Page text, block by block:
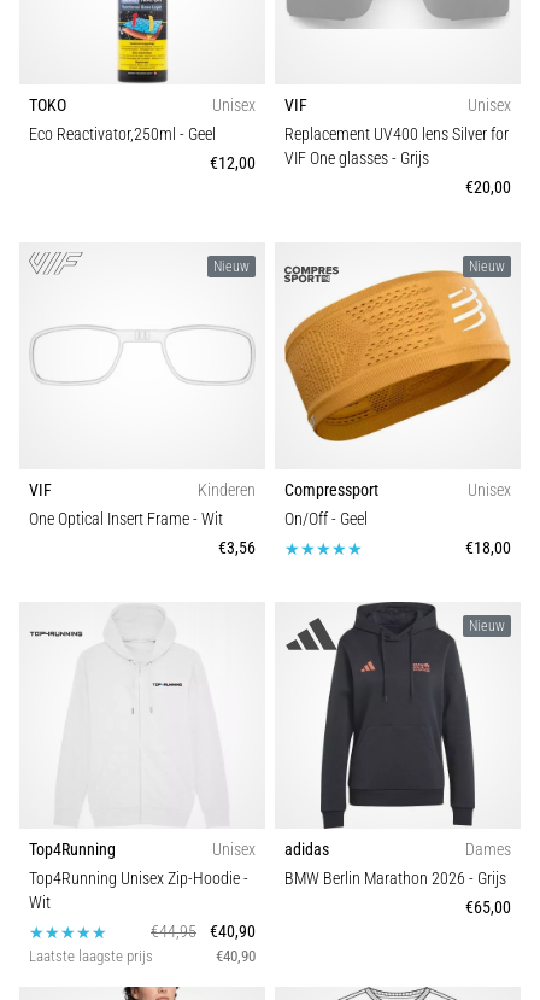
TOKO
Unisex
Eco Reactivator,250ml - Geel
€12,00
VIF
Unisex
Replacement UV400 lens Silver for
VIF One glasses- Grijs
€20,00
Nieuw
VIF
Kinderen
One Optical Insert Frame- Wit
€3,56
Nieuw
Compressport
Unisex
On/Off- Geel
€18,00
Top4Running
Unisex
Top4Running Unisex Zip-Hoodie-
Wit
€44,95
€40,90
Laatste laagste prijs €40,90
Nieuw
adidas
Dames
BMW Berlin Marathon 2026 - Grijs
€65,00